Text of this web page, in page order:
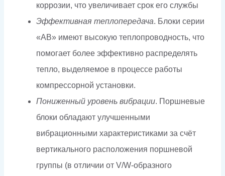
коррозии, что увеличивает срок его службы
Эффективная теплопередача. Блоки серии
«AB» имеют высокую теплопроводность, что
помогает более эффективно распределять
тепло, выделяемое в процессе работы
компрессорной установки.
Пониженный уровень вибрации. Поршневые
блоки обладают улучшенными
вибрационными характеристиками за счёт
вертикального расположения поршневой
группы (в отличии от V/W-образного